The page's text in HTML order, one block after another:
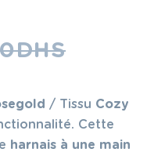
DHS
/ Tissu Cozy
Cette
harnais à une main